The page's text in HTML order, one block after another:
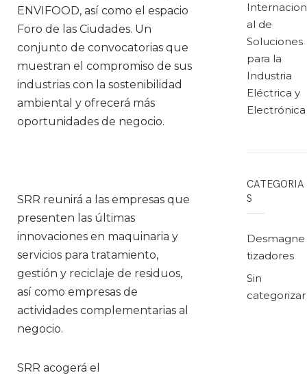
ENVIFOOD, así como el espacio
Foro de las Ciudades. Un
conjunto de convocatorias que
muestran el compromiso de sus
industrias con la sostenibilidad
ambiental y ofrecerá más
oportunidades de negocio.
SRR reunirá a las empresas que
presenten las últimas
innovaciones en maquinaria y
servicios para tratamiento,
gestión y reciclaje de residuos,
así como empresas de
actividades complementarias al
negocio.
SRR acogerá el
Internacion
al de
Soluciones
para la
Industria
Eléctrica y
Electrónica
CATEGORIA
S
Desmagne
tizadores
Sin
categorizar